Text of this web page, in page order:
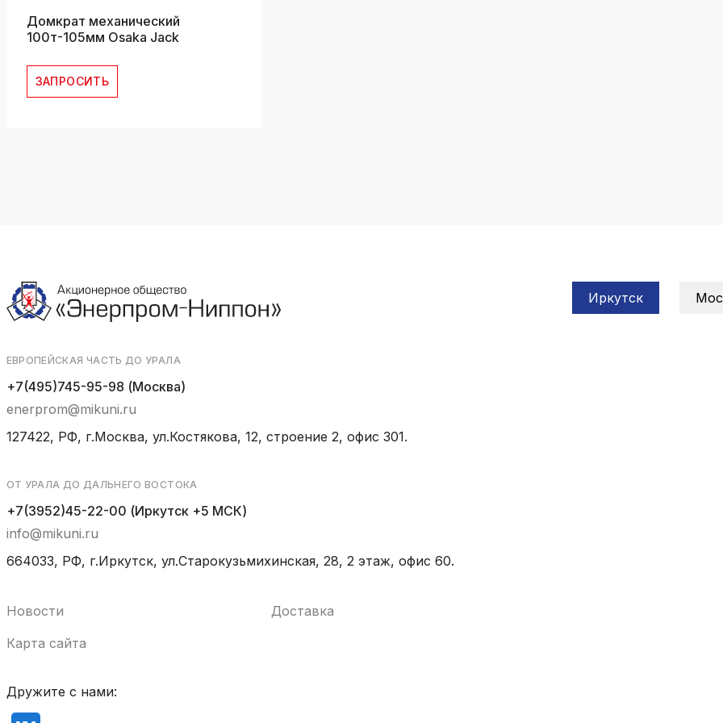
Домкрат механический
100т-105мм Osaka Jack
ЗАПРОСИТЬ
ЕВРОПЕЙСКАЯ ЧАСТЬ ДО УРАЛА
+7(495)745-95-98 (Москва)
enerprom@mikuni.ru
127422, РФ, г.Москва, ул.Костякова, 12, строение 2, офис 301.
ОТ УРАЛА ДО ДАЛЬНЕГО ВОСТОКА
+7(3952)45-22-00 (Иркутск +5 МСК)
info@mikuni.ru
664033, РФ, г.Иркутск, ул.Старокузьмихинская, 28, 2 этаж, офис 60.
Новости
Доставка
Карта сайта
Дружите с нами:
Иркутск